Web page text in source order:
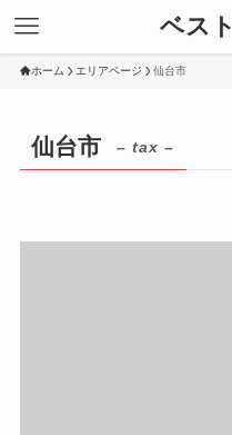
ベス
ホーム エリアページ 仙台市
仙台市 – tax –